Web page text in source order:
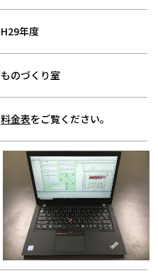
H29年度
ものづくり室
料金表をご覧ください。